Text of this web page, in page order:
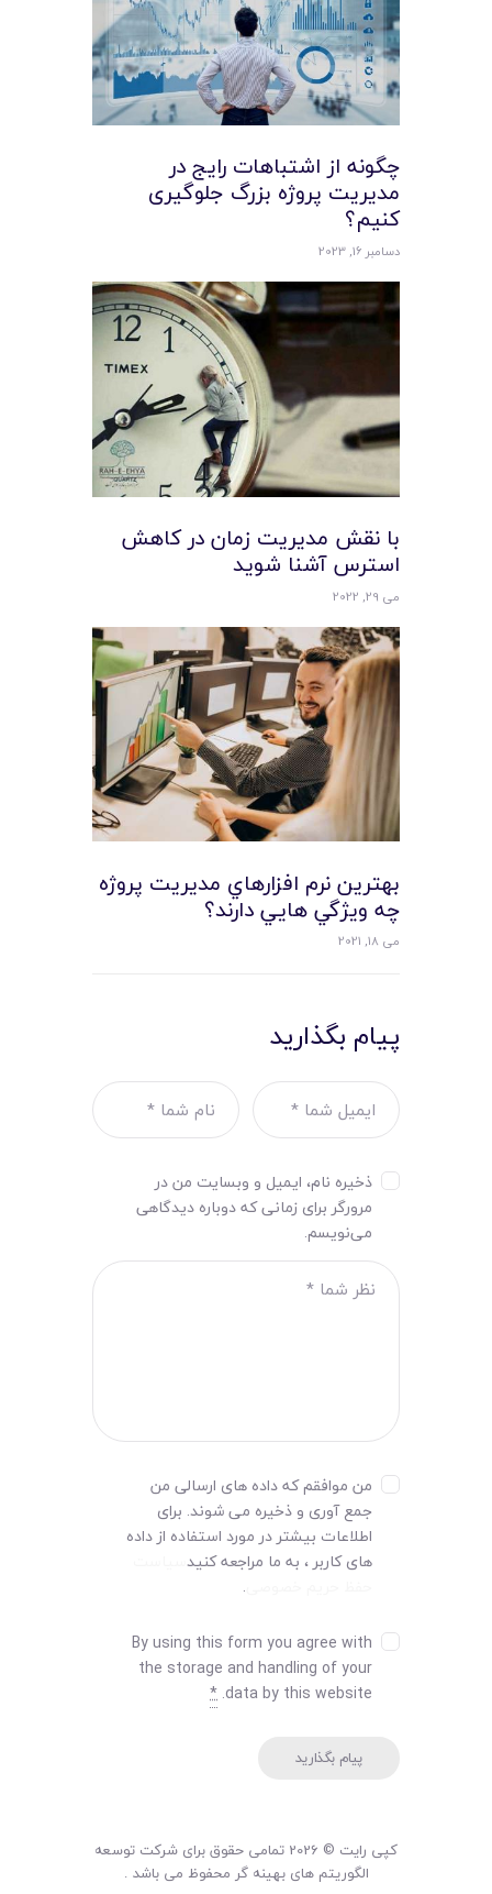
چگونه از اشتباهات رایج در
مدیریت پروژه بزرگ جلوگیری
کنیم؟
دسامبر 16, 2023
با نقش مدیریت زمان در کاهش
استرس آشنا شوید
می 29, 2022
بهترين نرم افزارهاي مديريت پروژه
چه ويژگي هايي دارند؟
می 18, 2021
پیام بگذارید
ذخیره نام، ایمیل و وبسایت من در
مرورگر برای زمانی که دوباره دیدگاهی
می‌نویسم.
من موافقم که داده های ارسالی من
جمع آوری و ذخیره می شوند. برای
اطلاعات بیشتر در مورد استفاده از داده
های کاربر ، به ما مراجعه کنید
.
By using this form you agree with
the storage and handling of your
data by this website.
*
کپی رایت © 2026 تمامی حقوق برای شرکت توسعه
الگوریتم های بهینه گر محفوظ می باشد .